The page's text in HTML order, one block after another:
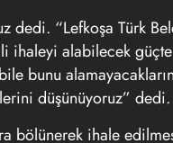
dedi. “Lefkoşa Türk
alabilecek güçte
bunu
düşünüyoruz” dedi.
ihale